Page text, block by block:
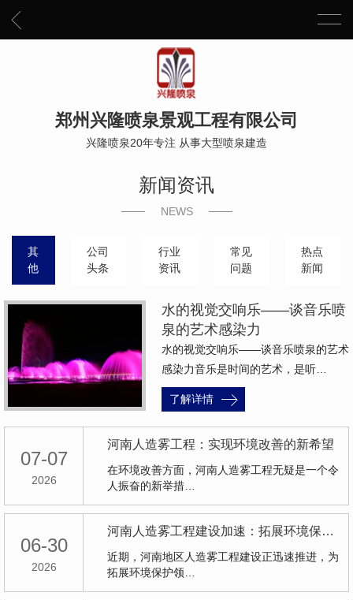
郑州兴隆喷泉景观工程有限公司
兴隆喷泉20年专注 从事大型喷泉建造
新闻资讯
NEWS
其
他
公司
头条
行业
资讯
常见
问题
热点
新闻
水的视觉交响乐——谈音乐喷
泉的艺术感染力
水的视觉交响乐——谈音乐喷泉的艺术
感染力音乐是时间的艺术，是听…
了解详情
07-07
2026
河南人造雾工程：实现环境改善的新希望
在环境改善方面，河南人造雾工程无疑是一个令
人振奋的新举措…
06-30
2026
河南人造雾工程建设加速：拓展环境保护领域
近期，河南地区人造雾工程建设正迅速推进，为
拓展环境保护领…